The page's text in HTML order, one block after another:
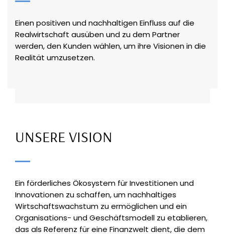
Einen positiven und nachhaltigen Einfluss auf die
Realwirtschaft ausüben und zu dem Partner
werden, den Kunden wählen, um ihre Visionen in die
Realität umzusetzen.
UNSERE VISION
Ein förderliches Ökosystem für Investitionen und
Innovationen zu schaffen, um nachhaltiges
Wirtschaftswachstum zu ermöglichen und ein
Organisations- und Geschäftsmodell zu etablieren,
das als Referenz für eine Finanzwelt dient, die dem